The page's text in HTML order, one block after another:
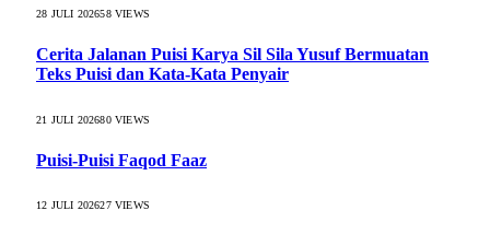
28 JULI 202658VIEWS
Cerita Jalanan Puisi Karya Sil Sila Yusuf Bermuatan
Teks Puisi dan Kata-Kata Penyair
21 JULI 202680VIEWS
Puisi-Puisi Faqod Faaz
12 JULI 202627VIEWS